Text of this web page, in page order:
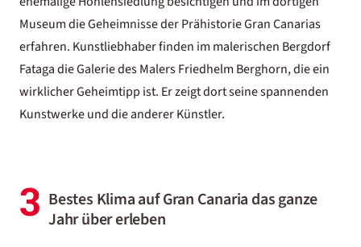
Museum die Geheimnisse der PrähistorieGran Canarias
erfahren. Kunstliebhaber finden im malerischen Bergdorf
Fataga die Galerie des Malers Friedhelm Berghorn, die ein
wirklicher Geheimtipp ist. Er zeigt dort seine spannenden
Kunstwerke und die anderer Künstler.
3 Bestes Klima auf Gran Canaria das ganze
Jahr über erleben